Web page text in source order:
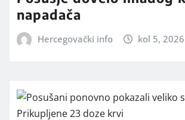
napadača
Hercegovački info kol 5, 2026